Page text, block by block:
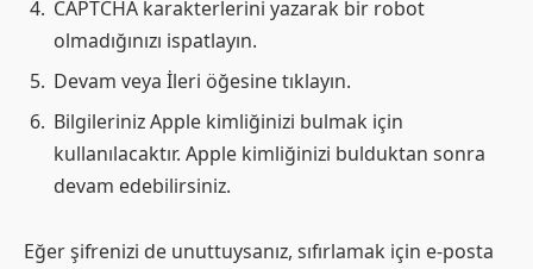
CAPTCHA karakterlerini yazarak bir robot
olmadığınızı ispatlayın.
Devam veya İleri öğesine tıklayın.
Bilgileriniz Apple kimliğinizi bulmak için
kullanılacaktır. Apple kimliğinizi bulduktan sonra
devam edebilirsiniz.
Eğer şifrenizi de unuttuysanız, sıfırlamak için e-posta